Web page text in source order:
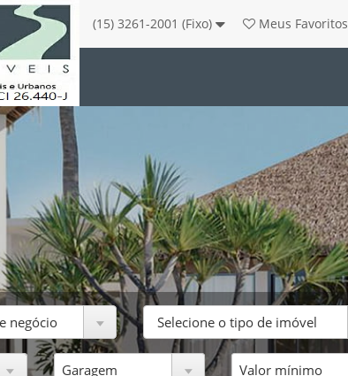
(15) 3261-2001 (Fixo) Meus Favoritos
negócio Selecione o tipo de imóvel